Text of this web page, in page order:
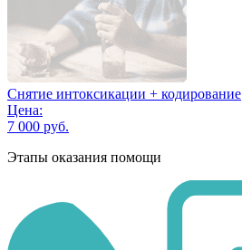
Снятие интоксикации + кодирование
Цена:
7 000 руб.
Этапы оказания помощи